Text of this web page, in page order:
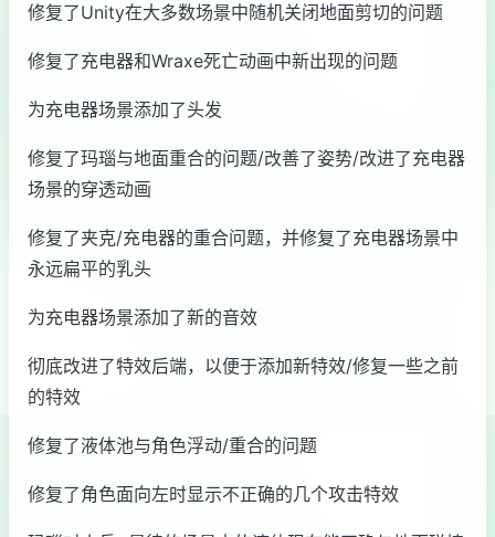
修复了Unity在大多数场景中随机关闭地面剪切的问题
修复了充电器和Wraxe死亡动画中新出现的问题
为充电器场景添加了头发
修复了玛瑙与地面重合的问题/改善了姿势/改进了充电器
场景的穿透动画
修复了夹克/充电器的重合问题，并修复了充电器场景中
永远扁平的乳头
为充电器场景添加了新的音效
彻底改进了特效后端，以便于添加新特效/修复一些之前
的特效
修复了液体池与角色浮动/重合的问题
修复了角色面向左时显示不正确的几个攻击特效